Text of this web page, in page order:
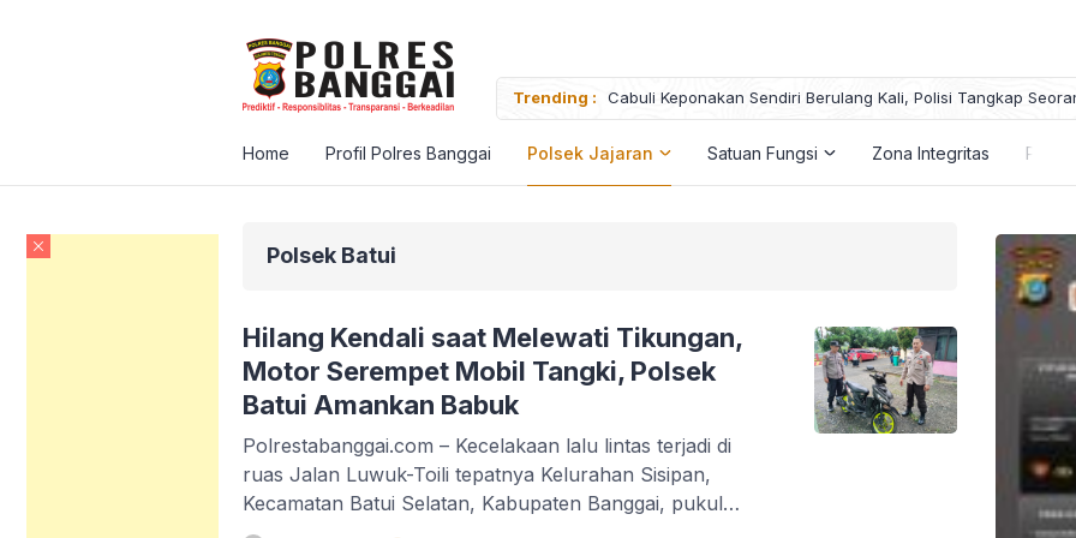
Trending :
Pantau Vaksinasi Massal Target Satu Juta Cabuli Keponakan Sendiri Berulang Kali, Polisi Tangkap
Home Profil Polres Banggai Polsek Jajaran Satuan Fungsi Zona Integritas
Polsek Batui
Hilang Kendali saat Melewati Tikungan,
Motor Serempet Mobil Tangki, Polsek
Batui Amankan Babuk
Polrestabanggai.com – Kecelakaan lalu lintas terjadi di
ruas Jalan Luwuk-Toili tepatnya Kelurahan Sisipan,
Kecamatan Batui Selatan, Kabupaten Banggai, pukul
22.50 Wita. Insiden melibatkan sepeda motor Yamaha Mio